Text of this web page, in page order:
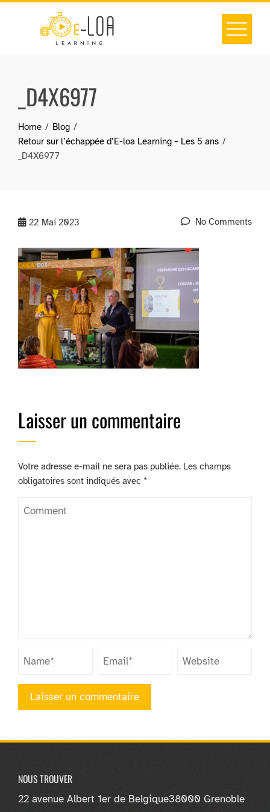
_D4X6977
Home
Blog
Retour sur l’échappée d’E-loa Learning – Les 5 ans
_D4X6977
22 Mai 2023 No Comments
Laisser un commentaire
Votre adresse e-mail ne sera pas publiée. Les champs
obligatoires sont indiqués avec *
NOUS TROUVER
22 avenue Albert 1er de Belgique38000 Grenoble